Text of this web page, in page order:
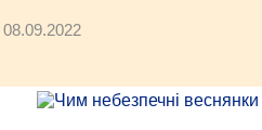
08.09.2022